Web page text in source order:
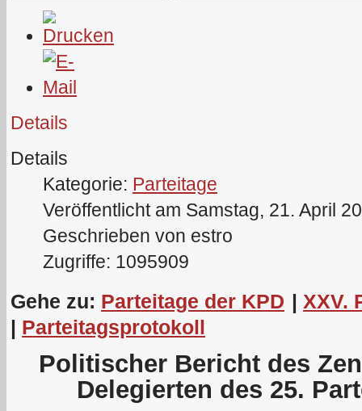
Details
Details
Kategorie: Parteitage
Veröffentlicht am Samstag, 21. April
Geschrieben von estro
Zugriffe: 1095909
Gehe zu: Parteitage der KPD | XXV.
| Parteitagsprotokoll
Politischer Bericht des
Delegierten des 25.